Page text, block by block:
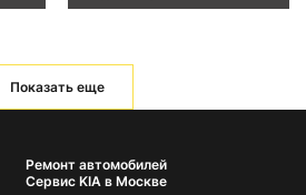
Показать еще
Ремонт автомобилей
Сервис KIA в Москве